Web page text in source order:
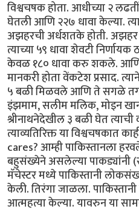
विश्वचषक होता. आधीच्या २
घेतली आणि २२७ धावा केल्या.
अझहरची अर्धशतके होती.
त्याच्या ५९ धावा शेवटी निर्णायक
केवळ १८० धावा करु शकले. आणि
मानकरी होता वेंकटेश प्रसाद.
५ बळी मिळवले आणि ते सगळे
इंझमाम, सलीम मलिक, मोइन
श्रीनाथनेदेखील ३ बळी घेत त्याची
त्याव्यतिरिक्त या विश्वचषकात
cares? आम्ही पाकिस्तानला
बहुसंख्येने असलेल्या पाकड्यांनी
मॅचेस्टर मध्ये पाकिस्तानी
केली. तिरंगा जाळला. पाकिस्तानी
आत्महत्या केल्या. यावरुन या